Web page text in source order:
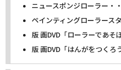
ニュースポンジローラー・
ペインティングローラース
版 画DVD「ローラーであそ
版 画DVD「はんがをつくろ